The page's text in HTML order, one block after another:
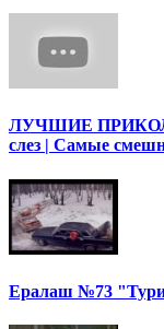
ЛУЧШИЕ ПРИКОЛЫ
слез | Самые
Ералаш №73